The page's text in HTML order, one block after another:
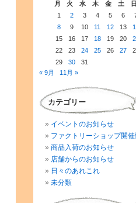
月 火 水 木 金 土
日
1
2 3 4 5 6
8
9 10 11 12 13
15
16 17 18 19 20
22
23 24 25 26 27
29
30
31
« 9月
11月 »
カテゴリー
イベントのお知らせ
ファクトリーショップ開催
商品入荷のお知らせ
店舗からのお知らせ
日々のあれこれ
未分類